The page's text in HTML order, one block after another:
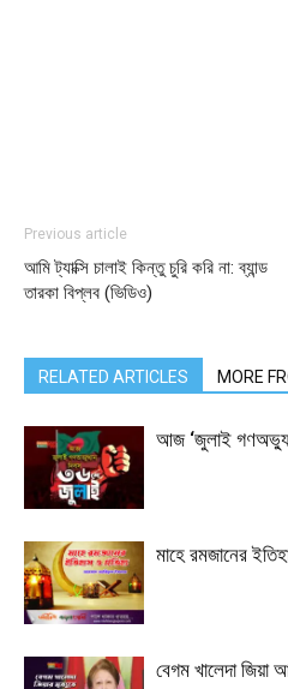
Previous article
আমি ট্যাক্সি চালাই কিন্তু চুরি করি না: ব্যান্ড
তারকা বিপ্লব (ভিডিও)
RELATED ARTICLES MORE
আজ ‘জুলাই
মাহে রমজানের
বেগম খালেদা জিয়া